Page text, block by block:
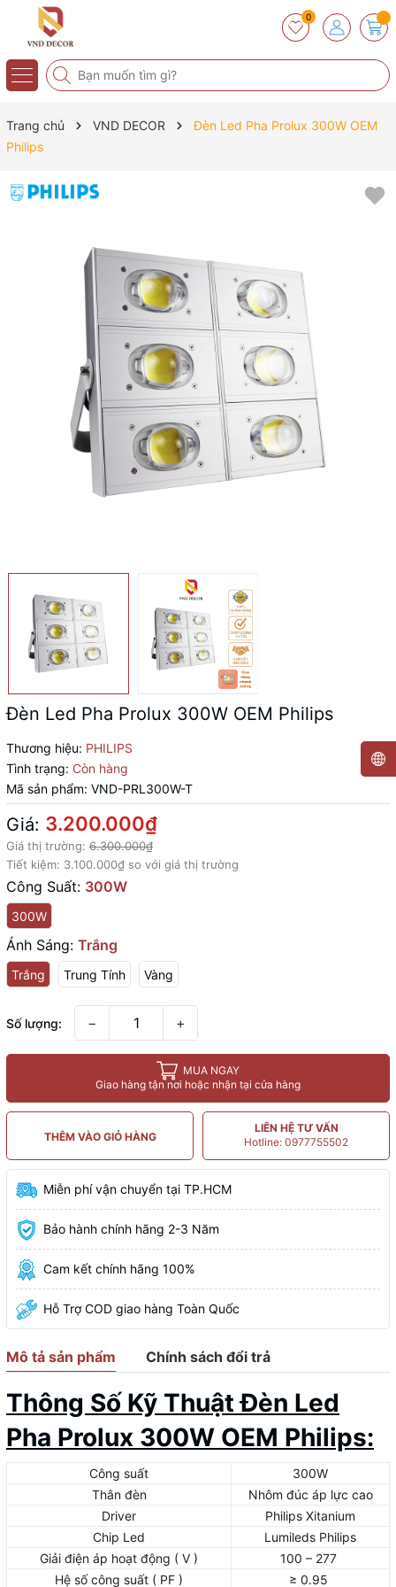
0
Trang chủ VND DECOR
Đèn Led Pha Prolux 300W OEM
Philips
Đèn Led Pha Prolux 300W OEM Philips
Thương hiệu: PHILIPS
Tình trạng: Còn hàng
Mã sản phẩm: VND-PRL300W-T
Giá: 3.200.000₫
Giá thị trường: 6.300.000₫
Tiết kiệm: 3.100.000₫ so với giá thị trường
Công Suất: 300W
300W
Ánh Sáng: Trắng
Trắng Trung Tính Vàng
Số lượng: − +
MUA NGAY
Giao hàng tận nơi hoặc nhận tại cửa hàng
THÊM VÀO GIỎ HÀNG
LIÊN HỆ TƯ VẤN
Hotline: 0977755502
Miễn phí vận chuyển tại TP.HCM
Bảo hành chính hãng 2-3 Năm
Cam kết chính hãng 100%
Hỗ Trợ COD giao hàng Toàn Quốc
Mô tả sản phẩm Chính sách đổi trả
Thông Số Kỹ Thuật Đèn Led
Pha Prolux 300W OEM Philips:
Công suất
300W
Thân đèn
Nhôm đúc áp lực cao
Driver
Philips Xitanium
Chip Led
Lumileds Philips
Giải điện áp hoạt động ( V )
100 – 277
Hệ số công suất ( PF )
≥ 0.95